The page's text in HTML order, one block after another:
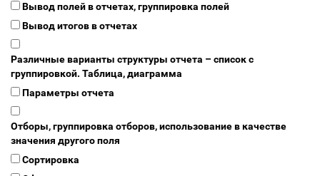
Вывод полей в отчетах, группировка полей
Вывод итогов в отчетах
Различные варианты структуры отчета – список с
группировкой. Таблица, диаграмма
Параметры отчета
Отборы, группировка отборов, использование в качестве
значения другого поля
Сортировка